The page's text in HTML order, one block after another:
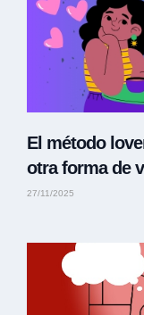
El método
otra forma de
27/11/2025